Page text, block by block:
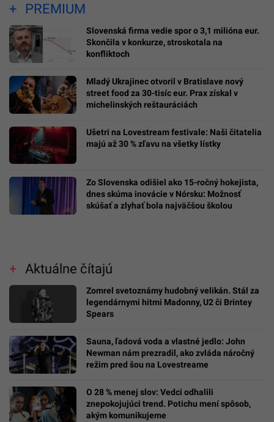
PREMIUM
Slovenská firma vedie spor o 3,1 milióna eur.
Skončila v konkurze, stroskotala na
konfliktoch
Mladý Ukrajinec otvoril v Bratislave nový
street food za 30-tisíc eur. Prax získal v
michelinských reštauráciách
Ušetri na Lovestream festivale: Naši čitatelia
majú až 30 % zľavu na všetky lístky
Zo Slovenska odišiel ako 15-ročný hokejista,
dnes skúma inovácie v Nórsku: Možnosť
skúšať a zlyhať bola najväčšou školou
Aktuálne čítajú
Zomrel svetoznámy hudobný velikán. Stál za
legendárnymi hitmi Madonny, U2 či Brintey
Spears
Sauna, ľadová voda a vlastné jedlo: John
Newman nám prezradil, ako zvláda náročný
režim pred šou na Lovestreame
O 28 % menej slov: Vedci odhalili
znepokojujúci trend. Potichu mení spôsob,
akým komunikujeme